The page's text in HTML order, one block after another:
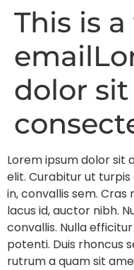
This is
dolor
Lorem ipsum dolor sit
elit. Curabitur ut
in, convallis sem.
lacus id, auctor nibh.
convallis. Nulla
potenti. Duis rhoncus
rutrum a quam sit